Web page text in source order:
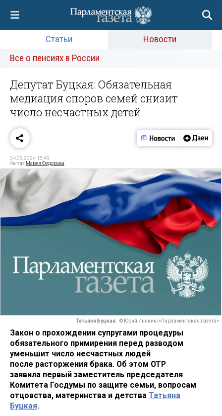
Статьи
Новости
Все о пенсиях в России
Депутат Буцкая: Обязательная
медиация споров семей снизит
число несчастных детей
04.09.2024 16:49
Автор: Мария Федорова
Татьяна Буцкая. © Юрий Инякин/«Парламентская газета»
Закон о прохождении супругами процедуры
обязательного примирения перед разводом
уменьшит число несчастных людей
после расторжения брака. Об этом ОТР
заявила первый заместитель председателя
Комитета Госдумы по защите семьи, вопросам
отцовства, материнства и детства Татьяна
Буцкая.